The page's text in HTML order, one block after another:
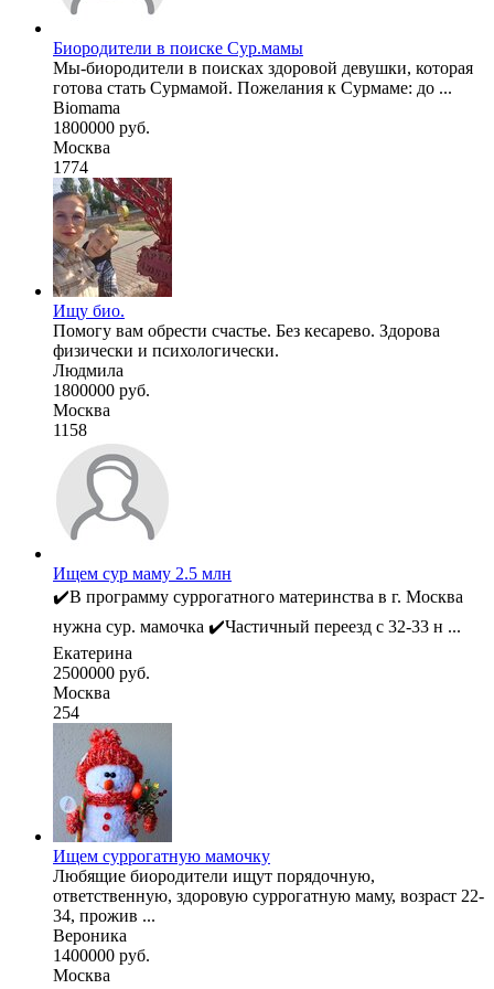
Биородители в поиске Сур.мамы
Мы-биородители в поисках здоровой девушки, которая
готова стать Сурмамой. Пожелания к Сурмаме: до ...
Biomama
1800000 руб.
Москва
1774
Ищу био.
Помогу вам обрести счастье. Без кесарево. Здорова
физически и психологически.
Людмила
1800000 руб.
Москва
1158
Ищем сур маму 2.5 млн
✔️В программу суррогатного материнства в г. Москва
нужна сур. мамочка ✔️Частичный переезд с 32-33 н ...
Екатерина
2500000 руб.
Москва
254
Ищем суррогатную мамочку
Любящие биородители ищут порядочную,
ответственную, здоровую суррогатную маму, возраст 22-
34, прожив ...
Вероника
1400000 руб.
Москва